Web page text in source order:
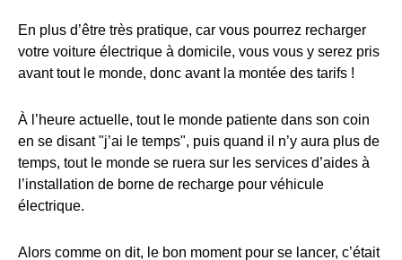
En plus d’être très pratique, car vous pourrez recharger
votre voiture électrique à domicile, vous vous y serez pris
avant tout le monde, donc avant la montée des tarifs !
À l’heure actuelle, tout le monde patiente dans son coin
en se disant "j’ai le temps", puis quand il n’y aura plus de
temps, tout le monde se ruera sur les services d’aides à
l’installation de borne de recharge pour véhicule
électrique.
Alors comme on dit, le bon moment pour se lancer, c’était